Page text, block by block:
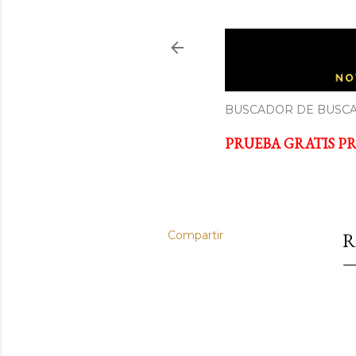
Noticias y cursos GRATIS
BUSCADOR DE
PRUEBA GRATIS
Compartir